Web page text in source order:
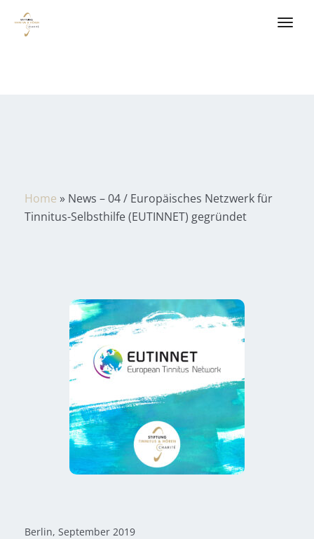
Home » News – 04 / Europäisches Netzwerk für
Tinnitus-Selbsthilfe (EUTINNET) gegründet
Berlin, September 2019